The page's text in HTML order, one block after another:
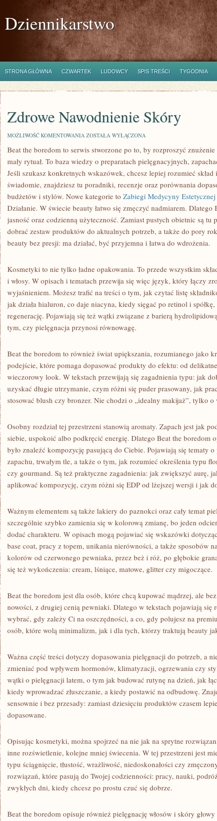
Dziennikarstwo
STRONA GŁÓWNA CZWARTEK LUDOWCY SPIS TREŚCI TYGODNIA
Zdrowe Nawodnienie Skóry
MOŻLIWOŚĆ KOMENTOWANIA ZDROWE
SKÓRY
ZOSTAŁA WYŁĄCZONA
Beat the boredom to serwis stworzone po to, by rozproszyć
mały rytuał. To baza wiedzy o preparatach pielęgnacyjnych,
Jeśli szukasz konkretnych wskazówek, chcesz lepiej rozumieć
świadomie, znajdziesz tu poradniki, recenzje oraz porównania
budżetów i stylów. Nowe kategorie to Zabiegi Medycyny Estetycznej
Działanie. W świecie beauty łatwo się zmęczyć nadmiarem. Dlatego
jasność oraz codzienną użyteczność. Zamiast pustych obietnic są tu
dobrać zestaw produktów do aktualnych potrzeb, a także do pory
beauty bez presji: ma działać, być przyjemna i łatwa do wdrożenia.
Kosmetyki to nie tylko ładne opakowania. To przede wszystkim
i włosy. W opisach i tematach przewija się więc język, który łączy
wyjaśnieniem. Możesz trafić na treści o tym, jak czytać listę
jak działa hialuron, co daje niacyna, kiedy sięgać po retinol i
regenerację. Pojawiają się też wątki związane z barierą
tym, czy pielęgnacja przynosi równowagę.
Beat the boredom to również świat upiększania, rozumianego jako
podejście, które pomaga dopasować produkty do efektu: od
wieczorowy look. W tekstach przewijają się zagadnienia typu: jak
uzyskać długie utrzymanie, czym różni się puder prasowany, jak
stosować blush czy bronzer. Nie chodzi o „idealny makijaż”, tylko o
Osobny rozdział tej przestrzeni stanowią aromaty. Zapach jest jak
siebie, uspokoić albo podkręcić energię. Dlatego Beat the boredom
było znaleźć kompozycję pasującą do Ciebie. Pojawiają się tematy
zapachu, trwałym tle, a także o tym, jak rozumieć określenia typu
czy gourmand. Są też praktyczne zagadnienia: jak zwiększyć aurę,
aplikować kompozycję, czym różni się EDP od lżejszej wersji i jak
Ważnym elementem są także lakiery do paznokci oraz cały temat
szczególnie szybko zamienia się w kolorową zmianę, bo jeden
dodać charakteru. W opisach mogą pojawiać się wskazówki
base coat, pracy z topem, unikania nierówności, a także sposobów
kolorów od czerwonego pewniaka, przez beż i róż, po głębokie
się też wykończenia: cream, lśniące, matowe, glitter czy migoczące.
Beat the boredom jest dla osób, które chcą kupować mądrzej, ale
nowości, z drugiej cenią pewniaki. Dlatego w tekstach pojawiają się
wybrać, gdy zależy Ci na oszczędności, a co, gdy polujesz na
osób, które wolą minimalizm, jak i dla tych, którzy traktują beauty
Ważna część treści dotyczy dopasowania pielęgnacji do potrzeb, a
zmieniać pod wpływem hormonów, klimatyzacji, ogrzewania czy
wątki o pielęgnacji latem, o tym jak budować rutynę na dzień, jak
kiedy wprowadzać złuszczanie, a kiedy postawić na odbudowę.
sensownie i bez przesady: zamiast dziesięciu produktów czasem
dopasowane.
Opisując kosmetyki, można spojrzeć na nie jak na sprytne
inne rozświetlenie, kolejne mniej świecenia. W tej przestrzeni jest
typu ściągnięcie, tłustość, wrażliwość, niedoskonałości czy
rozwiązań, które pasują do Twojej codzienności: pracy, nauki,
zwykłych dni, kiedy chcesz po prostu czuć się dobrze.
Beat the boredom opisuje również pielęgnację włosów i skóry